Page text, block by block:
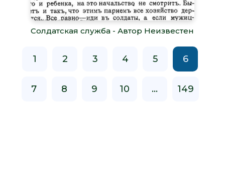
Солдатская служба - Автор Неизвестен
1 2 3 4 5 6
7 8 9 10 ... 149